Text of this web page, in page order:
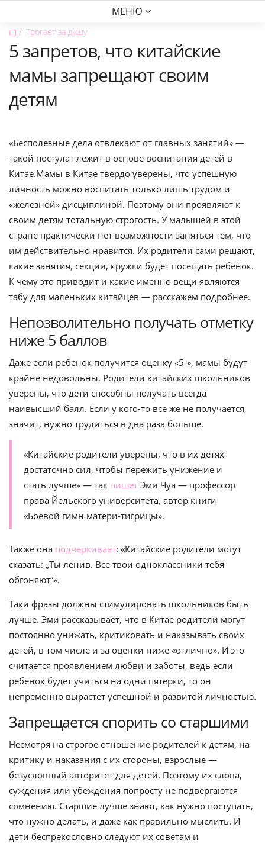
МЕНЮ
▢ Трогает за душу
5 запретов, что китайские
мамы запрещают своим
детям
«Бесполезные дела отвлекают от главных занятий» —
такой постулат лежит в основе воспитания детей в
Китае.Мамы в Китае твердо уверены, что успешную
личность можно воспитать только лишь трудом и
«железной» дисциплиной. Поэтому они проявляют к
своим детям тотальную строгость. У малышей в этой
стране практически нет возможности заняться тем, что
им действительно нравится. Их родители сами решают,
какие занятия, секции, кружки будет посещать ребенок.
К чему это приводит и какие именно вещи являются
табу для маленьких китайцев — расскажем подробнее.
Непозволительно получать отметку
ниже 5 баллов
Даже если ребенок получится оценку «5-», мамы будут
крайне недовольны. Родители китайских школьников
уверены, что дети способны получать всегда
наивысший балл. Если у кого-то все же не получается,
значит, нужно трудиться в два раза больше.
«Китайские родители уверены, что в их детях
достаточно сил, чтобы пережить унижение и
стать лучше» — так пишет Эми Чуа — профессор
права Йельского университета, автор книги
«Боевой гимн матери-тигрицы».
Также она подчеркивает: «Китайские родители могут
сказать: „Ты ленив. Все твои одноклассники тебя
обгоняют“».
Таки фразы должны стимулировать школьников быть
лучше. Эми рассказывает, что в Китае родители могут
постоянно унижать, критиковать и наказывать своих
детей, в том числе и за оценки ниже «отлично». И это
считается проявлением любви и заботы, ведь если
ребенок будет учиться на одни пятерки, то он
непременно вырастет успешной и развитой личностью.
Запрещается спорить со старшими
Несмотря на строгое отношение родителей к детям, на
критику и наказания с их стороны, взрослые —
безусловный авторитет для детей. Поэтому их слова,
суждения или убеждения попросту не подвергаются
сомнению. Старшие лучше знают, как нужно поступать,
что нужно делать, и даже как правильно мыслить. И
дети беспрекословно следуют их советам и